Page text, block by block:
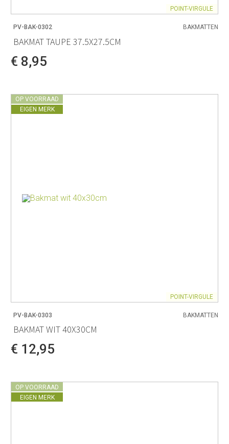
POINT-VIRGULE
PV-BAK-0302 BAKMATTEN
BAKMAT TAUPE 37.5X27.5CM
€ 8,95
OP VOORRAAD
EIGEN MERK
POINT-VIRGULE
PV-BAK-0303 BAKMATTEN
BAKMAT WIT 40X30CM
€ 12,95
OP VOORRAAD
EIGEN MERK